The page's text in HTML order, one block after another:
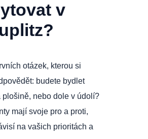
v
otázek, kterou si
budete bydlet
plošině, nebo dole v údolí?
mají svoje pro a proti,
na vašich prioritách a